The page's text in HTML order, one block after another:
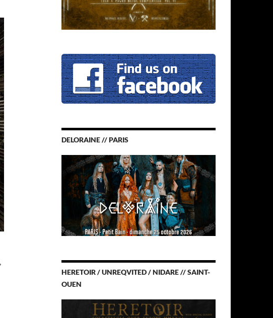
DELORAINE // PARIS
HERETOIR / UNREQVITED / NIDARE // SAINT-
OUEN